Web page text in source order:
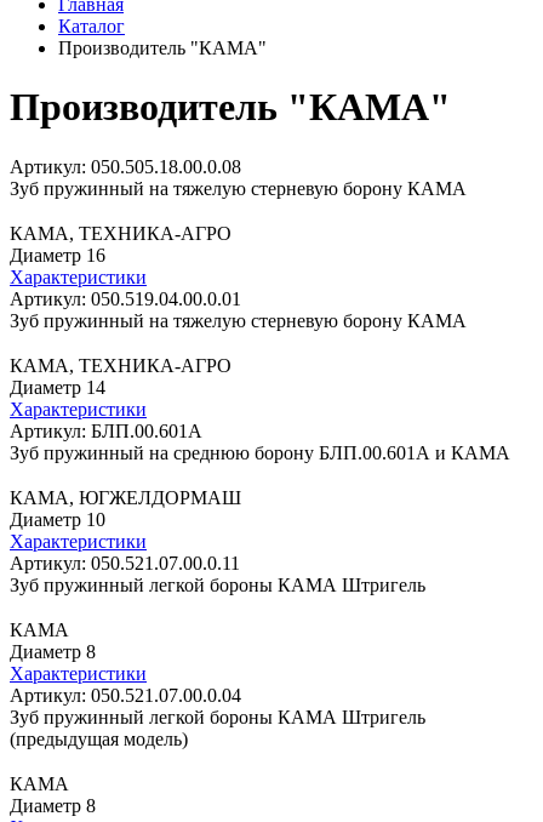
Главная
Каталог
Производитель "КАМА"
Производитель "КАМА"
Артикул: 050.505.18.00.0.08
Зуб пружинный на тяжелую стерневую борону КАМА
КАМА, ТЕХНИКА-АГРО
Диаметр 16
Характеристики
Артикул: 050.519.04.00.0.01
Зуб пружинный на тяжелую стерневую борону КАМА
КАМА, ТЕХНИКА-АГРО
Диаметр 14
Характеристики
Артикул: БЛП.00.601А
Зуб пружинный на среднюю борону БЛП.00.601А и КАМА
КАМА, ЮГЖЕЛДОРМАШ
Диаметр 10
Характеристики
Артикул: 050.521.07.00.0.11
Зуб пружинный легкой бороны КАМА Штригель
КАМА
Диаметр 8
Характеристики
Артикул: 050.521.07.00.0.04
Зуб пружинный легкой бороны КАМА Штригель
(предыдущая модель)
КАМА
Диаметр 8